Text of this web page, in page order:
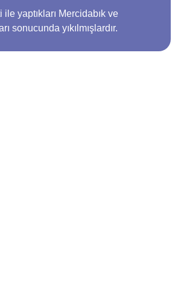
yaptıkları Mercidabık ve
sonucunda yıkılmışlardır.